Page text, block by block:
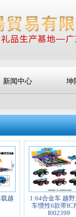
新闻中心 坤
越
1:64合金车 越
车惯性6款带IC
I002399